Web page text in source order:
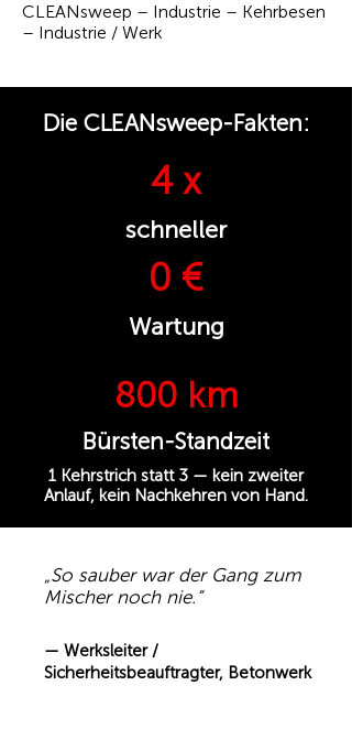
CLEANsweep – Industrie – Kehrbesen
– Industrie / Werk
Die CLEANsweep-Fakten:
4 x
schneller
0 €
Wartung
800 km
Bürsten-Standzeit
1 Kehrstrich statt 3 — kein zweiter
Anlauf, kein Nachkehren von Hand.
„So sauber war der Gang zum
Mischer noch nie.“
— Werksleiter /
Sicherheitsbeauftragter, Betonwerk